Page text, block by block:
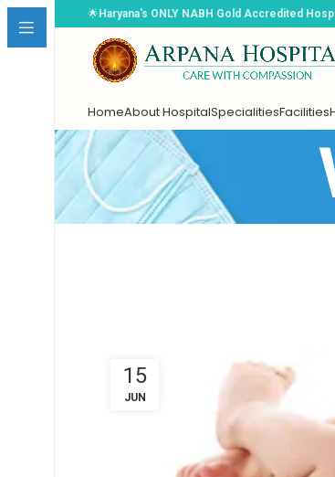
Book Appointment
🌟 Haryana's ONLY NABH Gold Accredited
HomeAbout HospitalSpecialitiesFacilities
15
JUN